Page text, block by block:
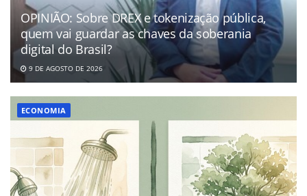
OPINIÃO: Sobre DREX e tokenização pública,
quem vai guardar as chaves da soberania
digital do Brasil?
9 DE AGOSTO DE 2026
ECONOMIA